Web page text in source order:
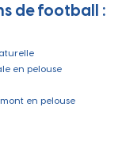
de football :
en pelouse
en pelouse